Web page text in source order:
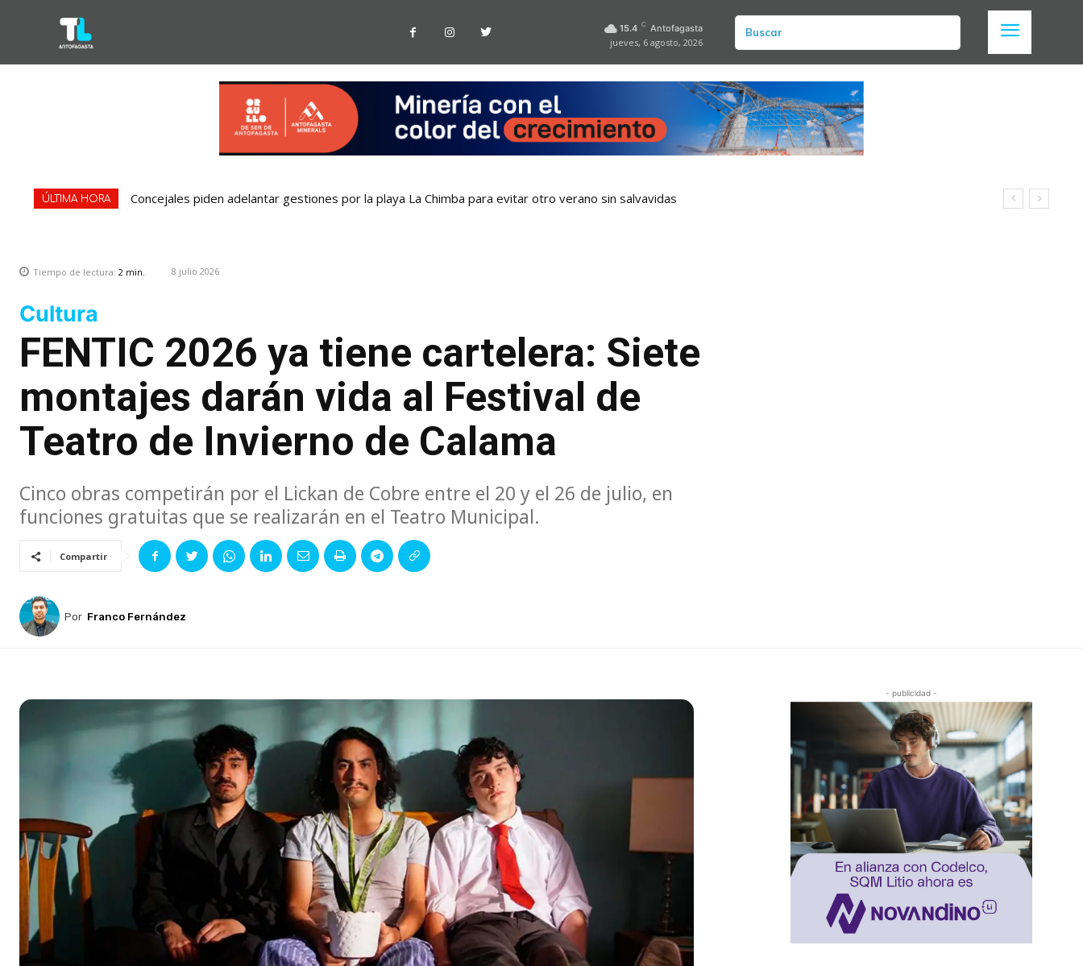
15.4 C Antofagasta
jueves, 6 agosto, 2026
Buscar
ÚLTIMA HORA Concejales piden adelantar gestiones por la playa La Chimba para evitar otro verano sin salvavidas
Tiempo de lectura: 2 min. 8 julio 2026
Cultura
FENTIC 2026 ya tiene cartelera: Siete
montajes darán vida al Festival de
Teatro de Invierno de Calama
Cinco obras competirán por el Lickan de Cobre entre el 20 y el 26 de julio, en
funciones gratuitas que se realizarán en el Teatro Municipal.
Compartir
Por Franco Fernández
- publicidad -